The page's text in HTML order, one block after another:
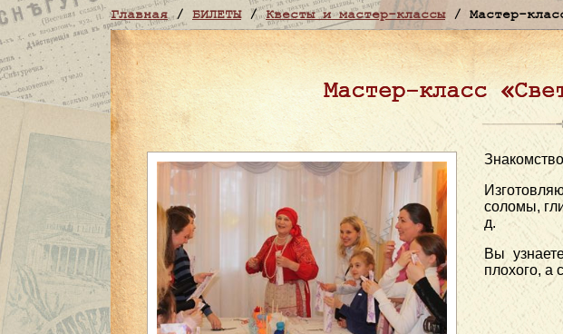
Главная/ БИЛЕТЫ/Квесты и мастер-классы/ Мастер-
Мастер-класс
соломы,
д.
Вы
плохого, а